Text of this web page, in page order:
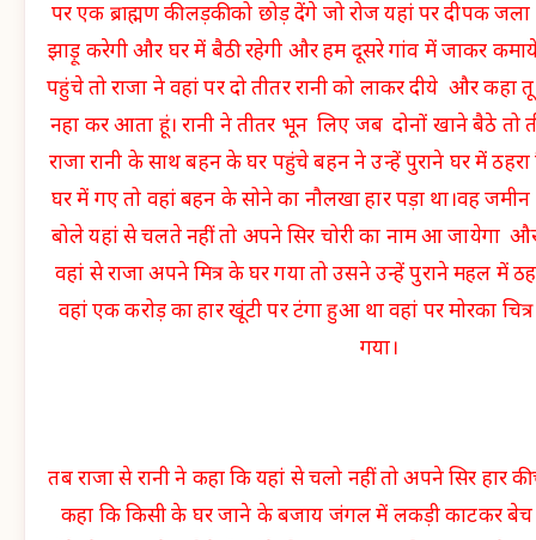
पर एक ब्राह्मण की लड़की को छोड़ देंगे जो रोज यहां पर दीपक
झाड़ू करेगी और घर में बैठी रहेगी और हम दूसरे गांव में जाकर
पहुंचे तो राजा ने वहां पर दो तीतर रानी को लाकर दीये और
नहा कर आता हूं। रानी ने तीतर भून लिए जब दोनों खाने बैठे तो
राजा रानी के साथ बहन के घर पहुंचे बहन ने उन्हें पुराने घर में ठहरा
घर में गए तो वहां बहन के सोने का नौलखा हार पड़ा था।वह जमीन
बोले यहां से चलते नहीं तो अपने सिर चोरी का नाम आ जायेगा
वहां से राजा अपने मित्र के घर गया तो उसने उन्हें पुराने महल में
वहां एक करोड़ का हार खूंटी पर टंगा हुआ था वहां पर मोरका
गया।
तब राजा से रानी ने कहा कि यहां से चलो नहीं तो अपने सिर हार की
कहा कि किसी के घर जाने के बजाय जंगल में लकड़ी काटकर